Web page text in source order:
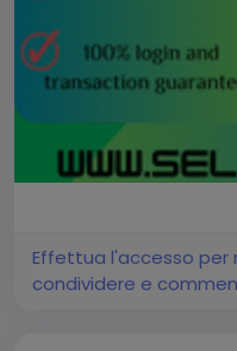
Effettua l'accesso
condividere e